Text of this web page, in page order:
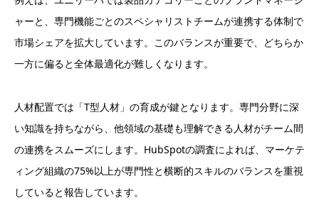
ャーと、専門機能ごとのスペシャリストチームが連携する体制で
市場シェアを拡大しています。このバランスが重要で、どちらか
一方に偏ると全体最適化が難しくなります。
人材配置では「T型人材」の育成が鍵となります。専門分野に深
い知識を持ちながら、他領域の基礎も理解できる人材がチーム間
の連携をスムーズにします。HubSpotの調査によれば、マーケテ
ィング組織の75%以上が専門性と横断的スキルのバランスを重視
していると報告しています。